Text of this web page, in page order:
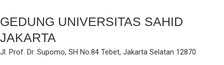
GEDUNG UNIVERSITAS SAHID
JAKARTA
Jl. Prof. Dr. Supomo, SH No.84 Tebet, Jakarta Selatan 12870.